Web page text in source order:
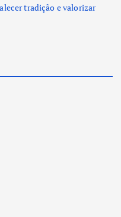
tradição e valorizar